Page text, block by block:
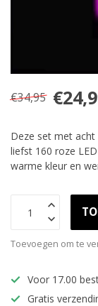
€34,95
Deze set met
liefst 160 roze
warme kleur en
Toevoegen om te
Voor 17.00
Gratis